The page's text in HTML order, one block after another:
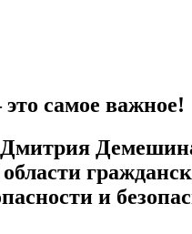
самое важное!
и